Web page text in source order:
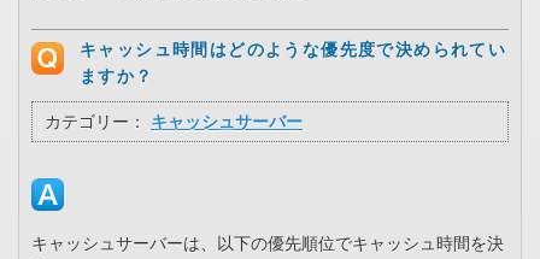
キャッシュ時間はどのような優先度で決められてい
ますか？
カテゴリー： キャッシュサーバー
キャッシュサーバーは、以下の優先順位でキャッシュ時間を決